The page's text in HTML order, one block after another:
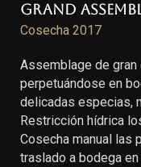
Grand
Cosecha 2017
Assemblage de gran
perpetuándose en
delicadas especias,
Restricción hídrica
Cosecha manual las
traslado a bodega